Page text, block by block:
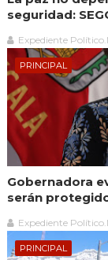
seguridad:
Expediente
PRINCIPAL
Gobernadora
serán
Expediente
PRINCIPAL